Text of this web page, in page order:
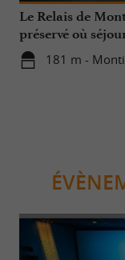
Le Relais de
préservé où
181 m -